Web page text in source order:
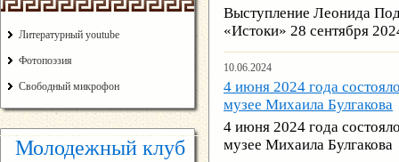
Литературный youtube
Фотопоэзия
Свободный микрофон
Молодежный клуб
Выступление Леонида
«Истоки» 28 сентября
10.06.2024
4 июня 2024 года
музее Михаила Булгакова
4 июня 2024 года
музее Михаила Булгакова